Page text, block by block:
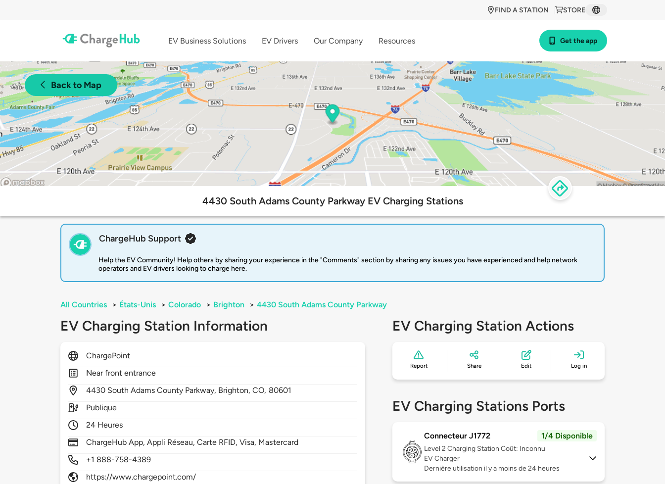
STORE
FIND A STATION
EV Business Solutions EV Drivers Our Company Resources Get the app
Back to Map
4430 South Adams County Parkway EV Charging Stations
ChargeHub Support
Help the EV Community! Help others by sharing your experience in the "Comments" section by sharing any issues you have experienced and help network
operators and EV drivers looking to charge here.
All Countries > États-Unis > Colorado > Brighton > 4430 South Adams County Parkway
EV Charging Station Information
ChargePoint
Near front entrance
4430 South Adams County Parkway, Brighton,CO, 80601
Publique
24 Heures
ChargeHub App, Appli Réseau, Carte RFID, Visa, Mastercard
+1 888-758-4389
https://www.chargepoint.com/
EV Charging Station Actions
Report Share Edit Log in
EV Charging Stations Ports
Connecteur J1772 1/4 Disponible
Level 2 Charging Station Coût: Inconnu
EV Charger
Dernière utilisation il y a moins de 24 heures